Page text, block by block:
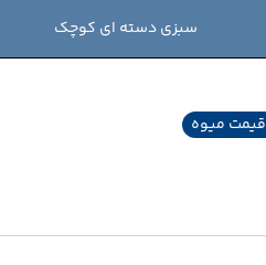
سبزی دسته ای کوچک
قیمت میوه